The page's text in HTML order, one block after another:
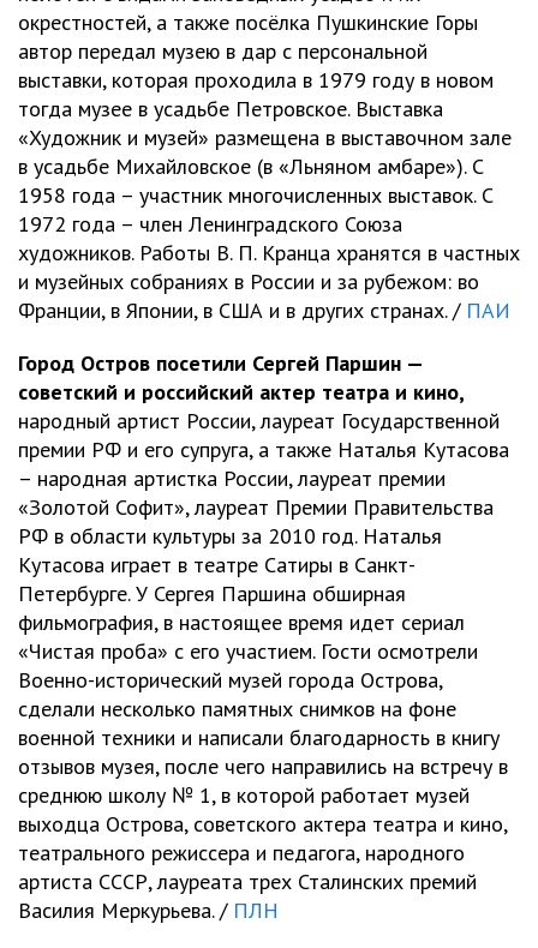
окрестностей, а также посёлка Пушкинские Горы
автор передал музею в дар с персональной
выставки, которая проходила в 1979 году в новом
тогда музее в усадьбе Петровское. Выставка
«Художник и музей» размещена в выставочном зале
в усадьбе Михайловское (в «Льняном амбаре»). С
1958 года – участник многочисленных выставок. С
1972 года – член Ленинградского Союза
художников. Работы В. П. Кранца хранятся в частных
и музейных собраниях в России и за рубежом: во
Франции, в Японии, в США и в других странах. / ПАИ
Город Остров посетили Сергей Паршин —
советский и российский актер театра и кино,
народный артист России, лауреат Государственной
премии РФ и его супруга, а также Наталья Кутасова
– народная артистка России, лауреат премии
«Золотой Софит», лауреат Премии Правительства
РФ в области культуры за 2010 год. Наталья
Кутасова играет в театре Сатиры в Санкт-
Петербурге. У Сергея Паршина обширная
фильмография, в настоящее время идет сериал
«Чистая проба» с его участием. Гости осмотрели
Военно-исторический музей города Острова,
сделали несколько памятных снимков на фоне
военной техники и написали благодарность в книгу
отзывов музея, после чего направились на встречу в
среднюю школу № 1, в которой работает музей
выходца Острова, советского актера театра и кино,
театрального режиссера и педагога, народного
артиста СССР, лауреата трех Сталинских премий
Василия Меркурьева. / ПЛН